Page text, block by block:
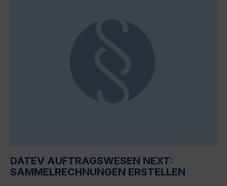
DATEV AUFTRAGSWESEN NEXT:
SAMMELRECHNUNGEN ERSTELLEN